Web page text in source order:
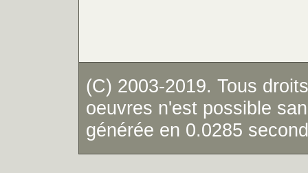
(C) 2003-2019. Tous
oeuvres n'est possible
générée en 0.0285